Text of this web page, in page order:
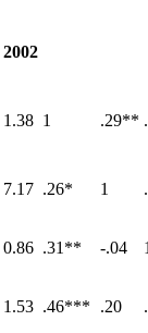
2002
1.38 1 .29**
7.17 .26* 1
0.86 .31** ‑.04
1.53 .46*** .20